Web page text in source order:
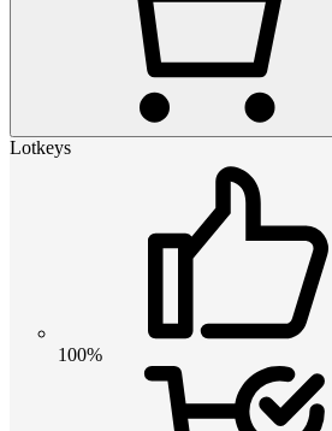
Lotkeys
100%